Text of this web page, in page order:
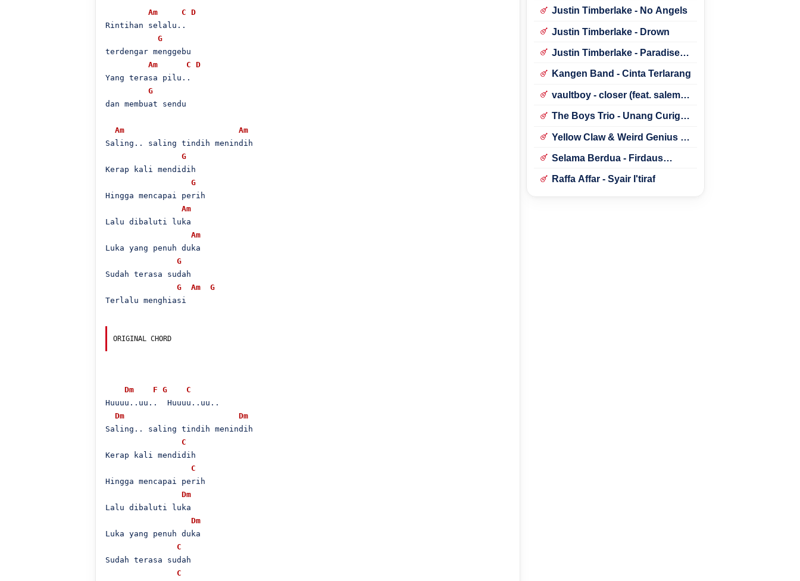
Am C D
Rintihan selalu..
G
terdengar menggebu
Am
C D
Yang terasa pilu..
G
dan membuat sendu
Am
Am
Saling.. saling tindih menindih
G
Kerap kali mendidih
G
Hingga mencapai perih
Am
Lalu dibaluti luka
Am
Luka yang penuh duka
G
Sudah terasa sudah
G
Am
G
Terlalu menghiasi
ORIGINAL CHORD
Dm F G
C
Huuuu..uu..  Huuuu..uu..
Dm
Dm
Saling.. saling tindih menindih
C
Kerap kali mendidih
C
Hingga mencapai perih
Dm
Lalu dibaluti luka
Dm
Luka yang penuh duka
C
Sudah terasa sudah
C
Justin Timberlake - No Angels
Justin Timberlake - Drown
Justin Timberlake - Paradise ft.
Kangen Band - Cinta Terlarang
vaultboy - closer (feat. salem
The Boys Trio - Unang Curigai
Yellow Claw & Weird Genius -
Selama Berdua - Firdaus
Raffa Affar - Syair I'tiraf